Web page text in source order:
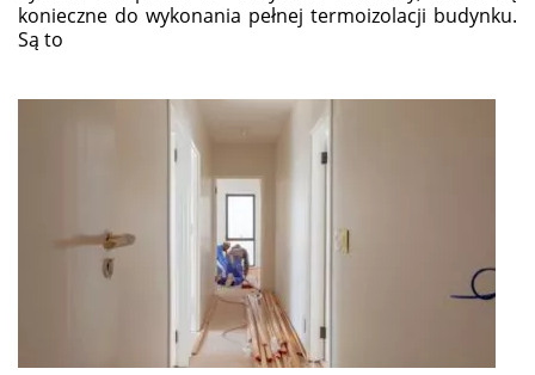
konieczne do wykonania pełnej termoizolacji budynku.
Są to